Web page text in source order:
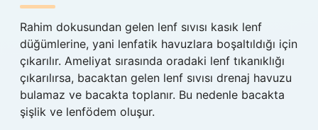
Rahim dokusundan gelen lenf sıvısı kasık lenf
düğümlerine, yani lenfatik havuzlara boşaltıldığı için
çıkarılır. Ameliyat sırasında oradaki lenf tıkanıklığı
çıkarılırsa, bacaktan gelen lenf sıvısı drenaj havuzu
bulamaz ve bacakta toplanır. Bu nedenle bacakta
şişlik ve lenfödem oluşur.